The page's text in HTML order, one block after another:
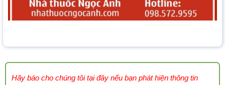
Hãy báo cho chúng tôi tại đây nếu bạn phát hiện thông tin